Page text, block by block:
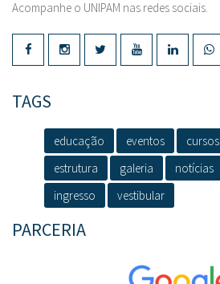
Acompanhe o UNIPAM nas redes sociais.
TAGS
educação eventos cursos
estrutura
galeria notícias
ingresso
vestibular
PARCERIA